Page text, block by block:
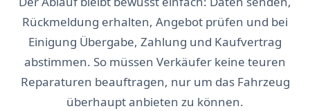
Rückmeldung erhalten, Angebot prüfen und bei
Einigung Übergabe, Zahlung und Kaufvertrag
abstimmen. So müssen Verkäufer keine teuren
Reparaturen beauftragen, nur um das Fahrzeug
überhaupt anbieten zu können.